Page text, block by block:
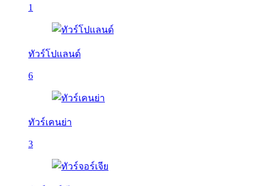
1
ทัวร์โปแลนด์
6
ทัวร์เคนย่า
3